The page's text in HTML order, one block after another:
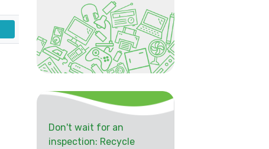
Don't wait for an
inspection: Recycle